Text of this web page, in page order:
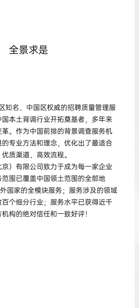
全景求是
知名、中国区权威的招聘质量管理服
本土背调行业开拓奠基者，多年来
。作为中国前排的背景调查服务机
专业方法和理念，优化出了最适合
质渠道、高效流程。
）有限公司致力于成为每一家企业
围已覆盖中国领土范围的全部地
国家的全模块服务；服务涉及的领域
个细分行业；服务水平已获得近千
构的绝对信任和一致好评！